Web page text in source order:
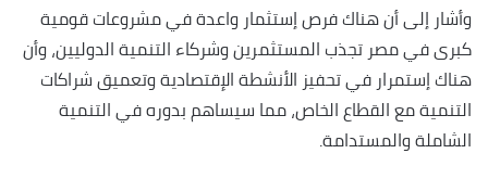
وأشار إلى أن هناك فرص إستثمار واعدة في مشروعات قومية
كبرى في مصر تجذب المستثمرين وشركاء التنمية الدوليين، وأن
هناك إستمرار في تحفيز الأنشطة الإقتصادية وتعميق شراكات
التنمية مع القطاع الخاص، مما سيساهم بدوره في التنمية
الشاملة والمستدامة.